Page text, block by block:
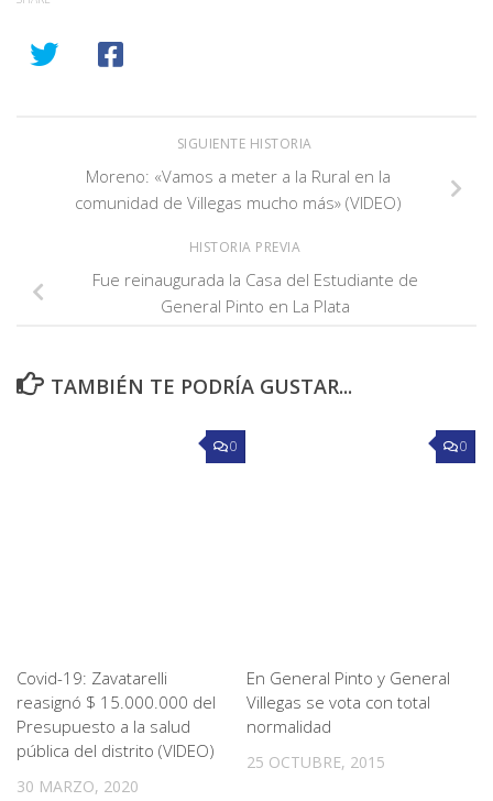
SIGUIENTE HISTORIA
Moreno: «Vamos a meter a la Rural en la
comunidad de Villegas mucho más» (VIDEO)
HISTORIA PREVIA
Fue reinaugurada la Casa del Estudiante de
General Pinto en La Plata
TAMBIÉN TE PODRÍA GUSTAR...
0
Covid-19: Zavatarelli
reasignó $ 15.000.000 del
Presupuesto a la salud
pública del distrito (VIDEO)
30 MARZO, 2020
0
En General Pinto y General
Villegas se vota con total
normalidad
25 OCTUBRE, 2015